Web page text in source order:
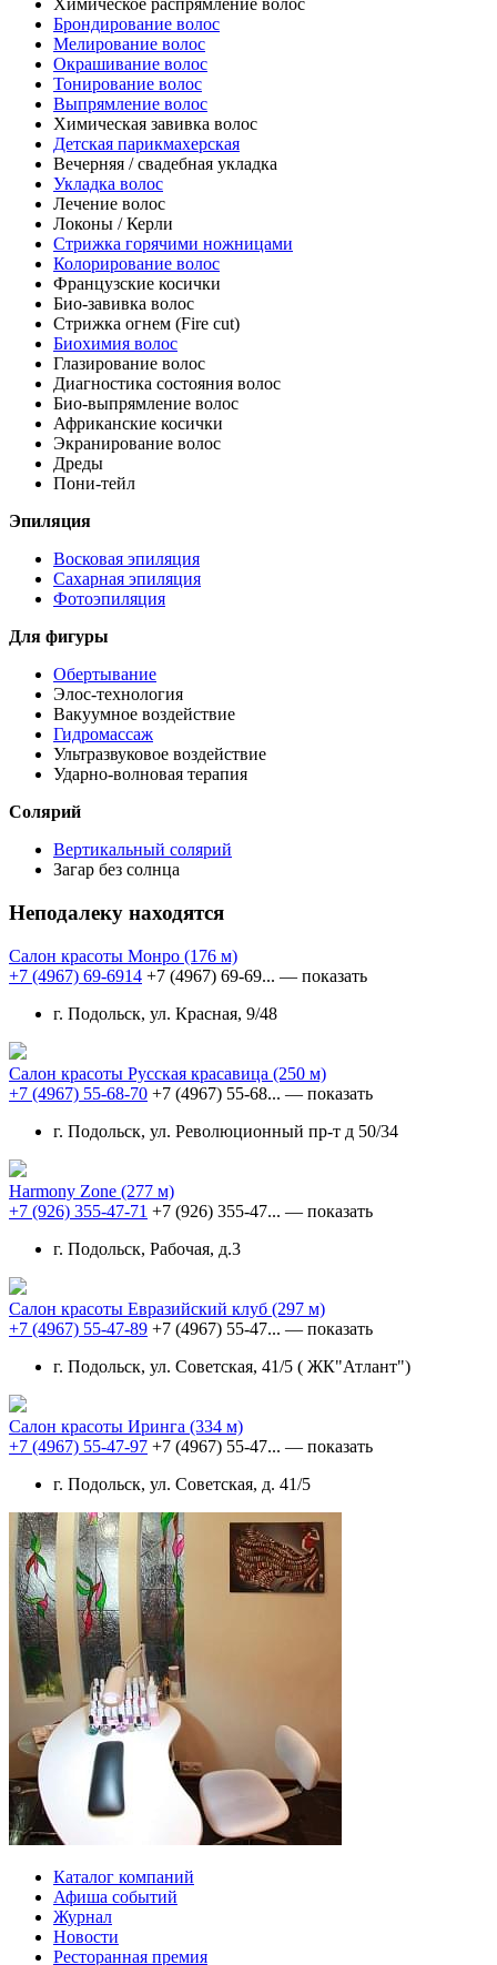
Химическое распрямление волос
Брондирование волос
Мелирование волос
Окрашивание волос
Тонирование волос
Выпрямление волос
Химическая завивка волос
Детская парикмахерская
Вечерняя / свадебная укладка
Укладка волос
Лечение волос
Локоны / Керли
Стрижка горячими ножницами
Колорирование волос
Французские косички
Био-завивка волос
Стрижка огнем (Fire cut)
Биохимия волос
Глазирование волос
Диагностика состояния волос
Био-выпрямление волос
Африканские косички
Экранирование волос
Дреды
Пони-тейл
Эпиляция
Восковая эпиляция
Сахарная эпиляция
Фотоэпиляция
Для фигуры
Обертывание
Элос-технология
Вакуумное воздействие
Гидромассаж
Ультразвуковое воздействие
Ударно-волновая терапия
Солярий
Вертикальный солярий
Загар без солнца
Неподалеку находятся
Салон красоты Монро (176 м)
+7 (4967) 69-6914 +7 (4967) 69-69... — показать
г. Подольск, ул. Красная, 9/48
Салон красоты Русская красавица (250 м)
+7 (4967) 55-68-70 +7 (4967) 55-68... — показать
г. Подольск, ул. Революционный пр-т д 50/34
Harmony Zone (277 м)
+7 (926) 355-47-71 +7 (926) 355-47... — показать
г. Подольск, Рабочая, д.3
Салон красоты Евразийский клуб (297 м)
+7 (4967) 55-47-89 +7 (4967) 55-47... — показать
г. Подольск, ул. Советская, 41/5 ( ЖК"Атлант")
Салон красоты Иринга (334 м)
+7 (4967) 55-47-97 +7 (4967) 55-47... — показать
г. Подольск, ул. Советская, д. 41/5
Каталог компаний
Афиша событий
Журнал
Новости
Ресторанная премия